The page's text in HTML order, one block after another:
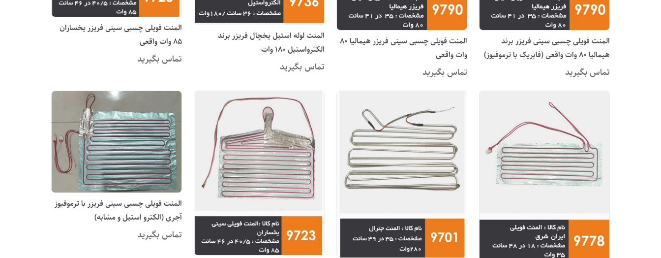
المنت فویلی چسبی سینی فریزر برند
هیمالیا 80 وات واقعی (فابریک با ترموفیوز)
تماس بگیرید
المنت فویلی چسبی سینی فریزر هیمالیا 80
وات واقعی
تماس بگیرید
المنت لوله استیل یخچال فریزر برند
الکترواستیل 180 وات
تماس بگیرید
المنت فویلی چسبی سینی فریزر یخساران
85 وات واقعی
تماس بگیرید
المنت فویلی چسبی سینی فریزر با ترموفیوز
آجری (الکترو استیل و مشابه)
تماس بگیرید